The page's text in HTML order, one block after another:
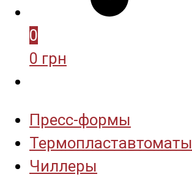
0
0 грн
Пресс-формы
Термопластавтоматы
Чиллеры